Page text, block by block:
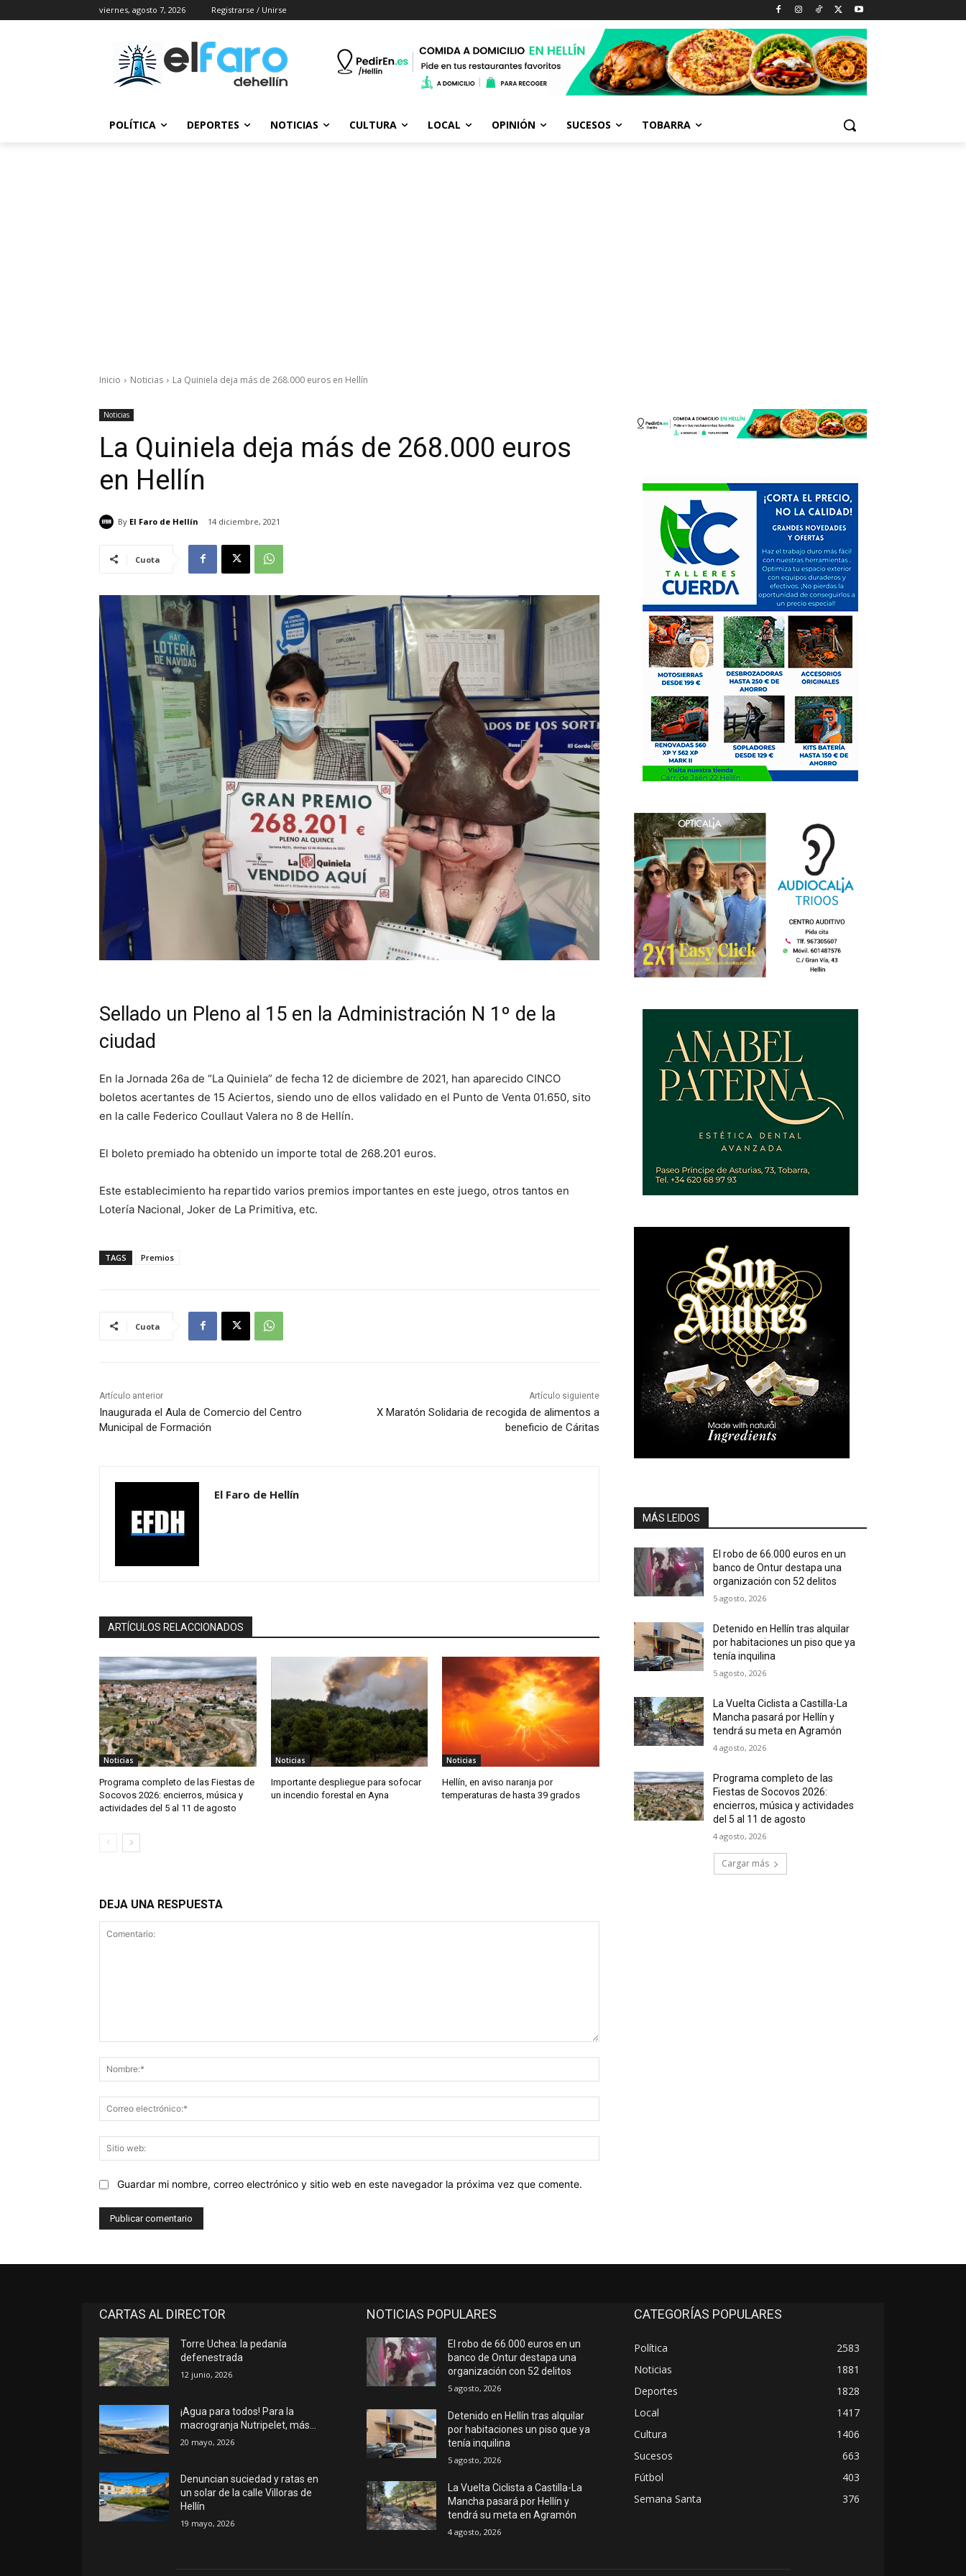
viernes, agosto 7, 2026 Registrarse / Unirse
POLÍTICA DEPORTES NOTICIAS CULTURA LOCAL OPINIÓN SUCESOS TOBARRA
Inicio Noticias La Quiniela deja más de 268.000 euros en Hellín
Noticias
La Quiniela deja más de 268.000 euros
en Hellín
By El Faro de Hellín 14 diciembre, 2021
Cuota
Sellado un Pleno al 15 en la Administración N 1º de la
ciudad
En la Jornada 26a de “La Quiniela” de fecha 12 de diciembre de 2021, han aparecido CINCO
boletos acertantes de 15 Aciertos, siendo uno de ellos validado en el Punto de Venta 01.650, sito
en la calle Federico Coullaut Valera no 8 de Hellín.
El boleto premiado ha obtenido un importe total de 268.201 euros.
Este establecimiento ha repartido varios premios importantes en este juego, otros tantos en
Lotería Nacional, Joker de La Primitiva, etc.
TAGS Premios
Cuota
Artículo anterior
Inaugurada el Aula de Comercio del Centro
Municipal de Formación
Artículo siguiente
X Maratón Solidaria de recogida de alimentos a
beneficio de Cáritas
El Faro de Hellín
ARTÍCULOS RELACCIONADOS
Noticias
Programa completo de las Fiestas de
Socovos 2026: encierros, música y
actividades del 5 al 11 de agosto
Noticias
Importante despliegue para sofocar
un incendio forestal en Ayna
Noticias
Hellín, en aviso naranja por
temperaturas de hasta 39 grados
DEJA UNA RESPUESTA
electrónico:*
web:
Guardar mi nombre, correo electrónico y sitio web en este navegador la próxima vez que comente.
MÁS LEIDOS
El robo de 66.000 euros en un
banco de Ontur destapa una
organización con 52 delitos
5 agosto, 2026
Detenido en Hellín tras alquilar
por habitaciones un piso que ya
tenía inquilina
5 agosto, 2026
La Vuelta Ciclista a Castilla-La
Mancha pasará por Hellín y
tendrá su meta en Agramón
4 agosto, 2026
Programa completo de las
Fiestas de Socovos 2026:
encierros, música y actividades
del 5 al 11 de agosto
4 agosto, 2026
Cargar más
CARTAS AL DIRECTOR
Torre Uchea: la pedanía
defenestrada
12 junio, 2026
¡Agua para todos! Para la
macrogranja Nutripelet, más…
20 mayo, 2026
Denuncian suciedad y ratas en
un solar de la calle Villoras de
Hellín
19 mayo, 2026
NOTICIAS POPULARES
El robo de 66.000 euros en un
banco de Ontur destapa una
organización con 52 delitos
5 agosto, 2026
Detenido en Hellín tras alquilar
por habitaciones un piso que ya
tenía inquilina
5 agosto, 2026
La Vuelta Ciclista a Castilla-La
Mancha pasará por Hellín y
tendrá su meta en Agramón
4 agosto, 2026
CATEGORÍAS POPULARES
Política
2583
Noticias
1881
Deportes
1828
Local
1417
Cultura
1406
Sucesos
663
Fútbol
403
Semana Santa
376